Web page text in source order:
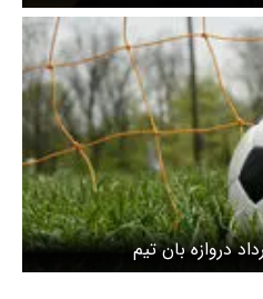
دروازه بان تیم